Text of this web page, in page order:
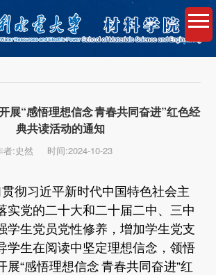
展“感悟理想信念 青春共同奋进”红色经
典共读活动的通知
者:史然 时间:2024-10-23
彻习近平新时代中国特色社会主
实党的二十大和二十届二中、三中
学生党员党性修养，增加学生党支
学生在阅读中坚定理想信念，领悟
展“感悟理想信念 青春共同奋进”红